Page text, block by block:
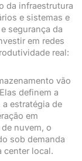
da infraestrutura
e sistemas e
segurança da
em redes
real:
vão
definem a
estratégia de
em
nuvem, o
sob demanda
center local.